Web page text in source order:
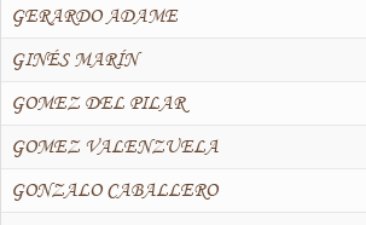
GERARDO ADAME
GINÉS MARÍN
GOMEZ DEL PILAR
GOMEZ VALENZUELA
GONZALO CABALLERO